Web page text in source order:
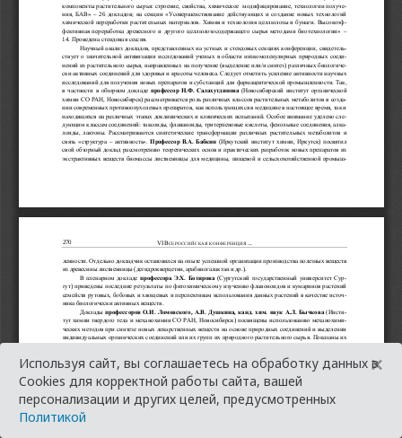
Используя сайт, вы соглашаетесь на обработку данных в
Cookies для корректной работы сайта, вашей
персонализации и других целей, предусмотренных
Политикой
×